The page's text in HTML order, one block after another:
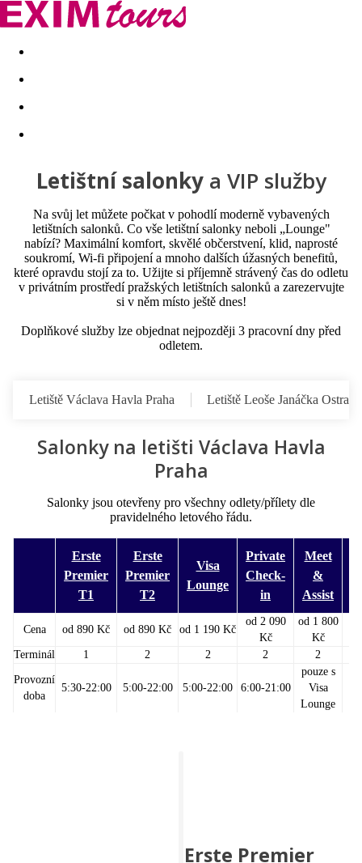
Akční nabídky Last minute
Letištní salonkya VIP služby
Na svůj let můžete počkat v pohodlí moderně vybavených
letištních salonků. Co vše letištní salonky neboli „Lounge"
nabízí? Maximální komfort, skvělé občerstvení, klid, naprosté
soukromí, Wi-fi připojení a mnoho dalších úžasných benefitů,
které opravdu stojí za to. Užijte si příjemně strávený čas do odletu
v privátním prostředí pražských letištních salonků a zarezervujte
si v něm místo ještě dnes!
Doplňkové služby lze objednat nejpozději 3 pracovní dny před
odletem.
Letiště Václava Havla Praha Letiště Leoše Janáčka Ostrava
Salonky na letišti Václava Havla
Praha
Salonky jsou otevřeny pro všechny odlety/přílety dle
pravidelného letového řádu.
Erste
Premier
T1
Erste
Premier
T2
Visa
Lounge
Private
Check-
in
Meet
&
Assist
Cena od 890 Kč od 890 Kč od 1 190 Kč
od 2 090
Kč
od 1 800
Kč
Terminál 1 2 2 2 2
Provozní
doba
5:30-22:00 5:00-22:00 5:00-22:00 6:00-21:00
pouze s
Visa
Lounge
Erste Premier